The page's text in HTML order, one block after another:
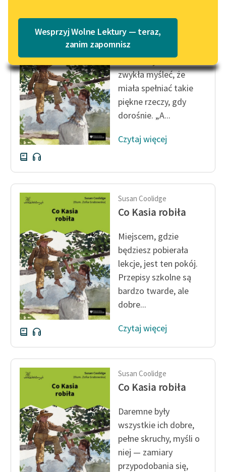
Lektury szkolne i klasyka
literatury do słuchania dla
uczennic i uczniów z
niepełnosprawnościami
E-kolekcja lektur
szkolnych i literatury do
słuchania dla uczennic i
uczniów z
niepełnosprawnościami
Feministyczne inspiracje.
skandynawskiej literatury
feministycznej
Ręce pełne poezji
Kolekcje edukacyjne
twórców przechodzących
do domeny publicznej,
lektur szkolnych oraz
Starego Testamentu
Odkurzamy bohaterów
Szkoła Poezji Wolnych
Lektur
Katalog w formacie PDF
O nas
O projekcie
Zespół
Zasady wykorzystania
Wesprzyj Wolne Lektury — teraz,
zanim zapomnisz
Co Kasia robiła
Przez cały ten czas
zwykła myśleć, że
miała spełniać takie
piękne rzeczy, gdy
dorośnie. „A...
Czytaj więcej
Susan Coolidge
Co Kasia robiła
Miejscem, gdzie
będziesz pobierała
lekcje, jest ten pokój.
Przepisy szkolne są
bardzo twarde, ale
dobre...
Czytaj więcej
Susan Coolidge
Co Kasia robiła
Daremne były
wszystkie ich dobre,
pełne skruchy, myśli o
niej — zamiary
przypodobania się,